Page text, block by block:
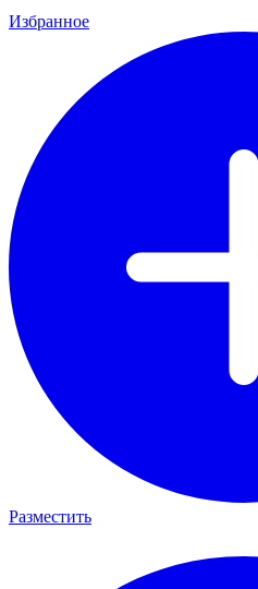
Избранное
Разместить